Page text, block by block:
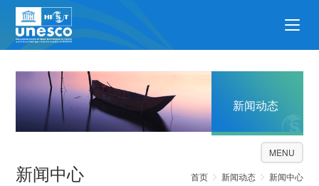
新闻动态
新闻中心 首页 新闻动态 新闻中心
MENU